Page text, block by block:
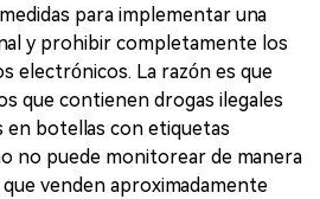
para implementar una
y prohibir completamente los
electrónicos. La razón es que
que contienen drogas ilegales
en botellas con etiquetas
no puede monitorear de manera
venden aproximadamente